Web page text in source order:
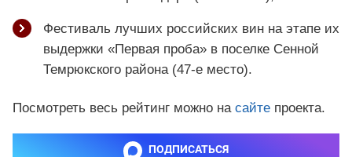
Фестиваль лучших российских вин на этапе их
выдержки «Первая проба» в поселке Сенной
Темрюкского района (47-е место).
Посмотреть весь рейтинг можно на сайте проекта.
ПОДПИСАТЬСЯ